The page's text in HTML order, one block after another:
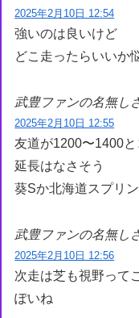
2025年2月10日 12:54
強いのは良いけど
どこ走ったらいいか
武豊ファンの名無し
2025年2月10日 12:55
友道が1200〜1400
延長はなさそう
葵Sか北海道スプリ
武豊ファンの名無し
2025年2月10日 12:56
次走は芝も視野って
ぽいね